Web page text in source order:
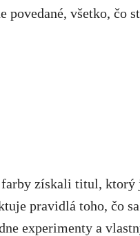
všetko, čo
získali titul, ktorý
pravidlá toho, čo
experimenty a